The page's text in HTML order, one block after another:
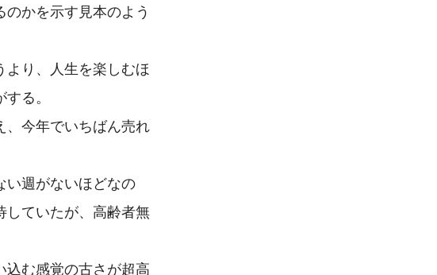
かを示す見本のよう
より、人生を楽しむほ
る。
、今年でいちばん売れ
い週がないほどなの
していたが、高齢者無
込む感覚の古さが超高